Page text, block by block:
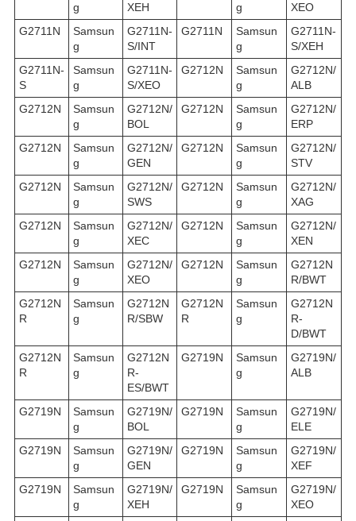
g XEH g
XEO
G2711N
Samsun
g
G2711N-
S/INT
G2711N
Samsun
g
G2711N-
S/XEH
G2711N-
S
Samsun
g
G2711N-
S/XEO
G2712N
Samsun
g
G2712N/
ALB
G2712N
Samsun
g
G2712N/
BOL
G2712N
Samsun
g
G2712N/
ERP
G2712N
Samsun
g
G2712N/
GEN
G2712N
Samsun
g
G2712N/
STV
G2712N
Samsun
g
G2712N/
SWS
G2712N
Samsun
g
G2712N/
XAG
G2712N
Samsun
g
G2712N/
XEC
G2712N
Samsun
g
G2712N/
XEN
G2712N
Samsun
g
G2712N/
XEO
G2712N
Samsun
g
G2712N
R/BWT
G2712N
R
Samsun
g
G2712N
R/SBW
G2712N
R
Samsun
g
G2712N
R-
D/BWT
G2712N
R
Samsun
g
G2712N
R-
ES/BWT
G2719N
Samsun
g
G2719N/
ALB
G2719N
Samsun
g
G2719N/
BOL
G2719N
Samsun
g
G2719N/
ELE
G2719N
Samsun
g
G2719N/
GEN
G2719N
Samsun
g
G2719N/
XEF
G2719N
Samsun
g
G2719N/
XEH
G2719N
Samsun
g
G2719N/
XEO